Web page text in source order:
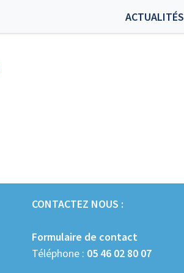
ACTUALITÉS
CONTACTEZ NOUS :
Formulaire de contact
Téléphone : 05 46 02 80 07